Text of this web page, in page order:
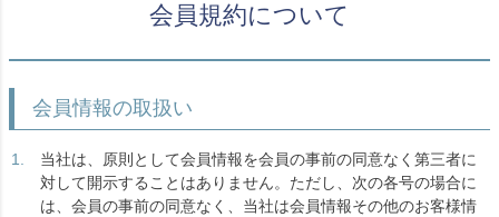
会員規約について
会員情報の取扱い
当社は、原則として会員情報を会員の事前の同意なく第三者に
対して開示することはありません。ただし、次の各号の場合に
は、会員の事前の同意なく、当社は会員情報その他のお客様情